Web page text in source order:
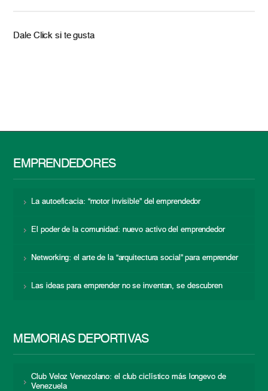
Dale Click si te gusta
EMPRENDEDORES
La autoeficacia: “motor invisible” del emprendedor
El poder de la comunidad: nuevo activo del emprendedor
Networking: el arte de la “arquitectura social” para emprender
Las ideas para emprender no se inventan, se descubren
MEMORIAS DEPORTIVAS
Club Veloz Venezolano: el club ciclístico más longevo de
Venezuela